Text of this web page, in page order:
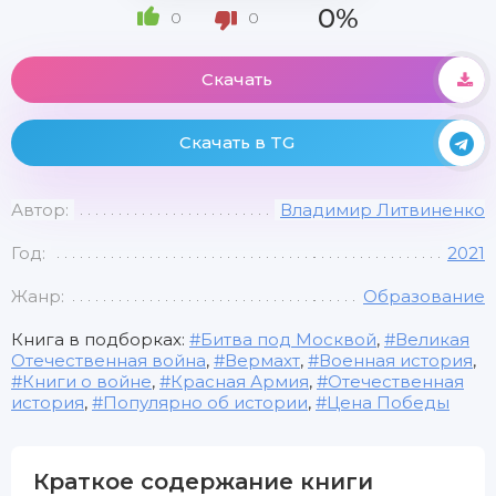
0 0 0%
Скачать
Скачать в TG
Автор: Владимир Литвиненко
Год: 2021
Жанр: Образование
Книга в подборках: Битва под Москвой,
Великая
Отечественная война, Вермахт, Военная история,
Книги о войне, Красная Армия,
Отечественная
история, Популярно об истории, Цена Победы
Краткое содержание книги